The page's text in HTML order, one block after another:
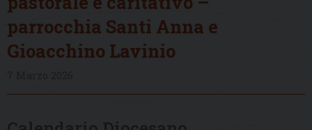
parrocchia Santi Anna e
Gioacchino Lavinio